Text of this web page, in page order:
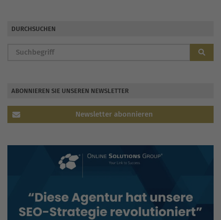
DURCHSUCHEN
ABONNIEREN SIE UNSEREN NEWSLETTER
Newsletter abonnieren